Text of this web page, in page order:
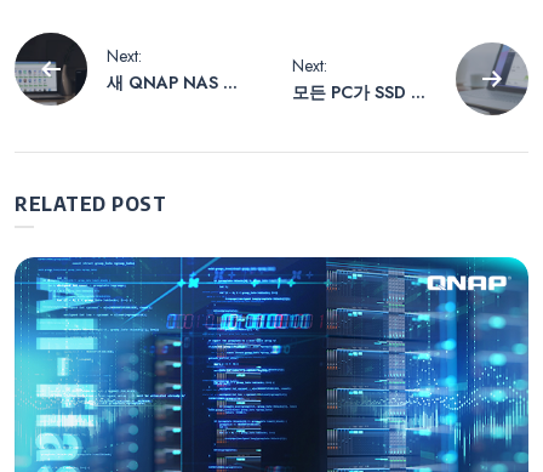
글
내
비
게
이
션
Next:
새 QNAP NAS 를
Next:
모든 PC가 SSD 를
RELATED POST